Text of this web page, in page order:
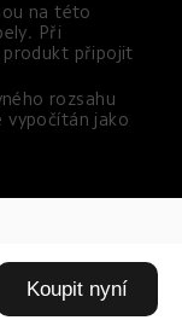
Koupit nyní
na této
Při
produkt připojit
rozsahu
vypočítán jako